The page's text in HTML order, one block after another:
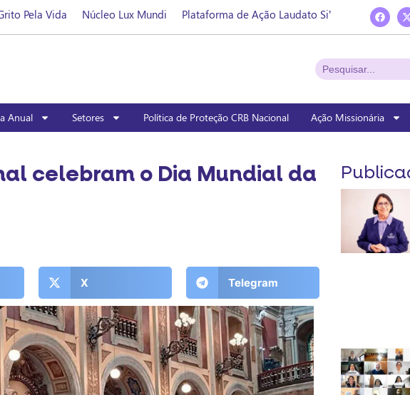
Pela Vida Núcleo Lux Mundi Plataforma de Ação Laudato Si’
Anual Setores Política de Proteção CRB Nacional Ação Missionária
celebram o Dia Mundial da
X Telegram